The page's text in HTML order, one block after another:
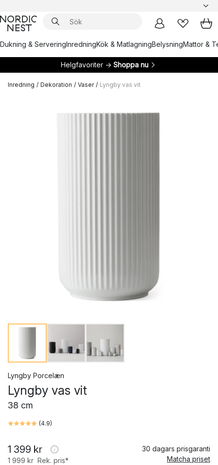
Dukning & ServeringInredningKök & MatlagningBelysningMattor &
Helgfavoriter → Shoppa nu
Inredning / Dekoration / Vaser / Lyngby vas vit
Lyngby Porcelæn
Lyngby vas vit
38 cm
(4.9)
1 399 kr
1 999 kr Rek. pris*
30 dagars prisgaranti
Matcha priset